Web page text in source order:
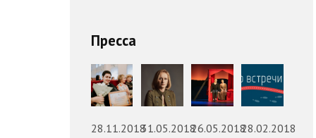
Пресса
28.11.201831.05.201826.05.201828.02.2018